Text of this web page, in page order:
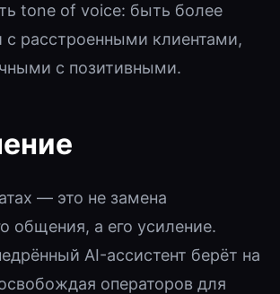
tone of voice: быть более
расстроенными клиентами,
с позитивными.
— это не замена
общения, а его усиление.
AI-ассистент берёт на
операторов для